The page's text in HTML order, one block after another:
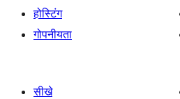
होस्टिंग
गोपनीयता
सीखे